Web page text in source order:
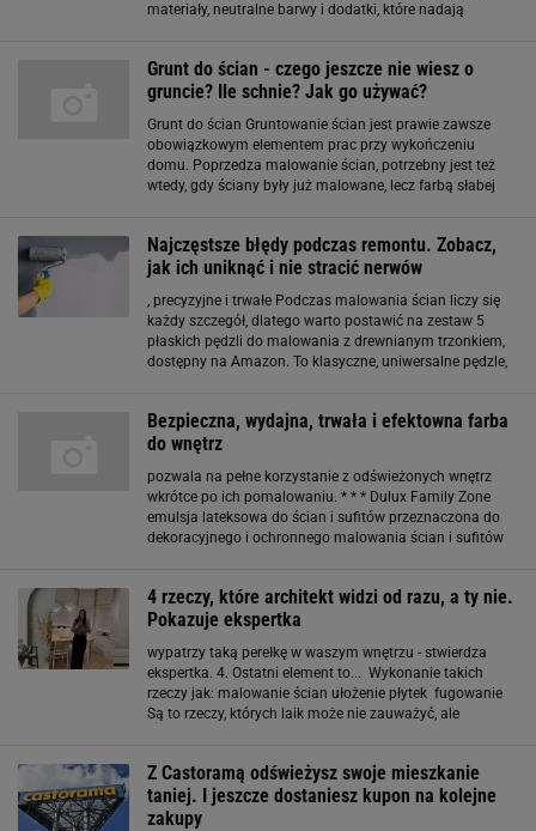
materiały, neutralne barwy i dodatki, które nadają
Grunt do ścian - czego jeszcze nie wiesz o
gruncie? Ile schnie? Jak go używać?
Grunt do ścian Gruntowanie ścian jest prawie zawsze
obowiązkowym elementem prac przy wykończeniu
domu. Poprzedza malowanie ścian, potrzebny jest też
wtedy, gdy ściany były już malowane, lecz farbą słabej
Najczęstsze błędy podczas remontu. Zobacz,
jak ich uniknąć i nie stracić nerwów
, precyzyjne i trwałe Podczas malowania ścian liczy się
każdy szczegół, dlatego warto postawić na zestaw 5
płaskich pędzli do malowania z drewnianym trzonkiem,
dostępny na Amazon. To klasyczne, uniwersalne pędzle,
Bezpieczna, wydajna, trwała i efektowna farba
do wnętrz
pozwala na pełne korzystanie z odświeżonych wnętrz
wkrótce po ich pomalowaniu. * * * Dulux Family Zone
emulsja lateksowa do ścian i sufitów przeznaczona do
dekoracyjnego i ochronnego malowania ścian i sufitów
4 rzeczy, które architekt widzi od razu, a ty nie.
Pokazuje ekspertka
wypatrzy taką perełkę w waszym wnętrzu - stwierdza
ekspertka. 4. Ostatni element to... Wykonanie takich
rzeczy jak: malowanie ścian ułożenie płytek fugowanie
Są to rzeczy, których laik może nie zauważyć, ale
Z Castoramą odświeżysz swoje mieszkanie
taniej. I jeszcze dostaniesz kupon na kolejne
zakupy